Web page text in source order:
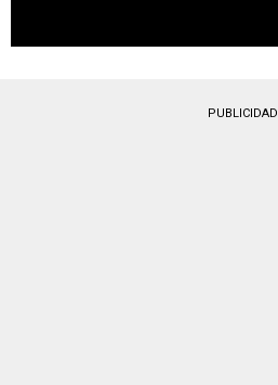
PUBLICIDAD